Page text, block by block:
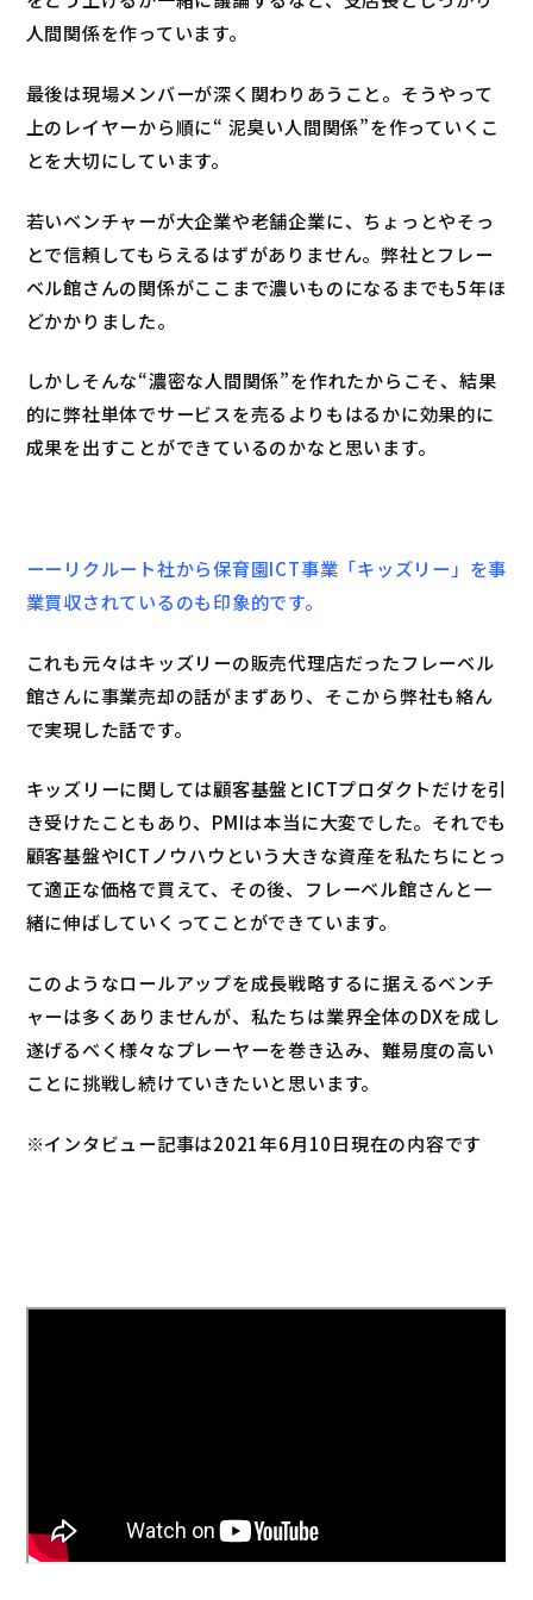
人間関係を作っています。
最後は現場メンバーが深く関わりあうこと。そうやって
上のレイヤーから順に“ 泥臭い人間関係”を作っていくこ
とを大切にしています。
若いベンチャーが大企業や老舗企業に、ちょっとやそっ
とで信頼してもらえるはずがありません。弊社とフレー
ベル館さんの関係がここまで濃いものになるまでも5年ほ
どかかりました。
しかしそんな“濃密な人間関係”を作れたからこそ、結果
的に弊社単体でサービスを売るよりもはるかに効果的に
成果を出すことができているのかなと思います。
ーーリクルート社から保育園ICT事業「キッズリー」を事
業買収されているのも印象的です。
これも元々はキッズリーの販売代理店だったフレーベル
館さんに事業売却の話がまずあり、そこから弊社も絡ん
で実現した話です。
キッズリーに関しては顧客基盤とICTプロダクトだけを引
き受けたこともあり、PMIは本当に大変でした。それでも
顧客基盤やICTノウハウという大きな資産を私たちにとっ
て適正な価格で買えて、その後、フレーベル館さんと一
緒に伸ばしていくってことができています。
このようなロールアップを成長戦略するに据えるベンチ
ャーは多くありませんが、私たちは業界全体のDXを成し
遂げるべく様々なプレーヤーを巻き込み、難易度の高い
ことに挑戦し続けていきたいと思います。
※インタビュー記事は2021年6月10日現在の内容です